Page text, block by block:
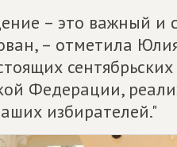
– это важный и
– отметила
Федерации,
избирателей."